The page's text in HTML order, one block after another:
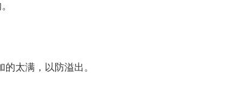
太满，以防溢出。